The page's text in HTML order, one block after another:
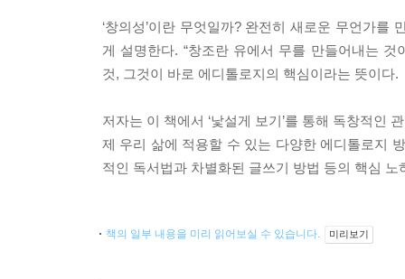
‘창의성’이란 무엇일까? 완전히 새로운 무언가
게 설명한다. “창조란 유에서 무를 만들어내는 것
것, 그것이 바로 에디톨로지의 핵심이라는 뜻이다.
저자는 이 책에서 ‘낯설게 보기’를 통해 독창적인
제 우리 삶에 적용할 수 있는 다양한 에디톨로지
적인 독서법과 차별화된 글쓰기 방법 등의 핵심
책의 일부 내용을 미리 읽어보실 수 있습니다. 미리보기